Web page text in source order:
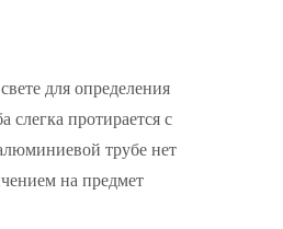
для определения
слегка протирается с
трубе нет
на предмет